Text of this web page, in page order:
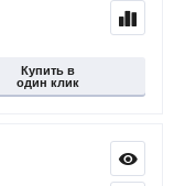
Купить в
один клик